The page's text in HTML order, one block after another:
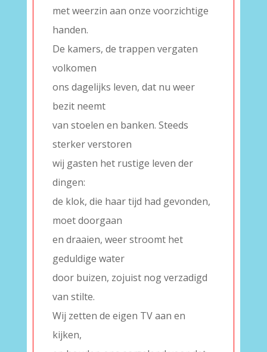
met weerzin aan onze voorzichtige
handen.
De kamers, de trappen vergaten
volkomen
ons dagelijks leven, dat nu weer
bezit neemt
van stoelen en banken. Steeds
sterker verstoren
wij gasten het rustige leven der
dingen:
de klok, die haar tijd had gevonden,
moet doorgaan
en draaien, weer stroomt het
geduldige water
door buizen, zojuist nog verzadigd
van stilte.
Wij zetten de eigen TV aan en
kijken,